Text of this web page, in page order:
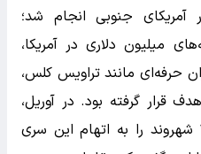
آمریکای جنوبی انجام شد؛
میلیون دلاری در آمریکا،
حرفه‌ای مانند تراویس کلس،
قرار گرفته بود. در آوریل،
پلیس شیلی اعلام کرد که ۲۳ شهروند را به اتهام این سری